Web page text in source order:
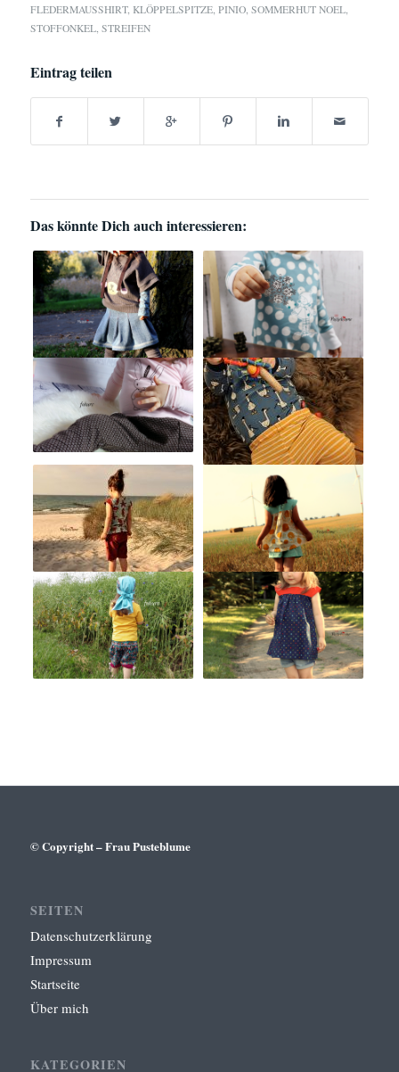
FLEDERMAUSSHIRT, KLÖPPELSPITZE, PINIO, SOMMERHUT NOEL,
STOFFONKEL, STREIFEN
Eintrag teilen
Das könnte Dich auch interessieren:
© Copyright – Frau Pusteblume
SEITEN
Datenschutzerklärung
Impressum
Startseite
Über mich
KATEGORIEN